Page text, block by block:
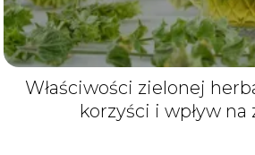
Właściwości zielonej
korzyści i wpływ na